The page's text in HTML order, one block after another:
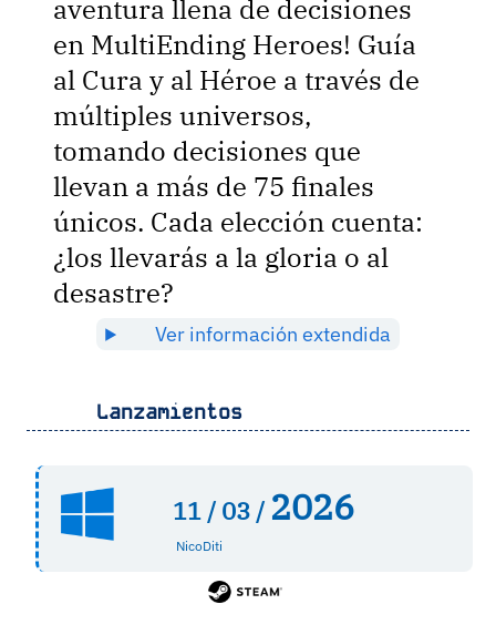
aventura llena de decisiones
en MultiEnding Heroes! Guía
al Cura y al Héroe a través de
múltiples universos,
tomando decisiones que
llevan a más de 75 finales
únicos. Cada elección cuenta:
¿los llevarás a la gloria o al
desastre?
Ver información extendida
Lanzamientos
11 / 03 / 2026
NicoDiti